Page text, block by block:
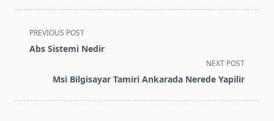
<span
class="nav-
text">Page</span>
PREVIOUS POST
Abs Sistemi Nedir
NEXT POST
Msi Bilgisayar Tamiri Ankarada Nerede Yapilir